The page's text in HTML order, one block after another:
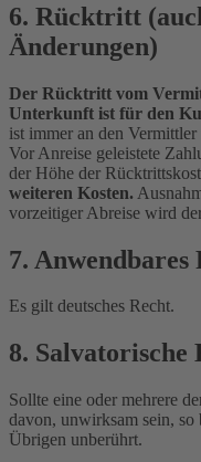
6. Rücktritt
Änderungen)
Der Rücktritt vom
Unterkunft ist für den
ist immer an den
Vor Anreise geleistete
der Höhe der
weiteren Kosten.
vorzeitiger Abreise wird
7. Anwendbares
Es gilt deutsches Recht.
8. Salvatorische
Sollte eine oder mehrere
davon, unwirksam sein,
Übrigen unberührt.